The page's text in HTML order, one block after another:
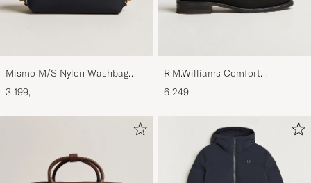
Mismo M/S Nylon Washbag
Navy/Dark Brown
3 199,-
R.M.Williams Comfort
Craftsman G Boot Black Suede
6 249,-